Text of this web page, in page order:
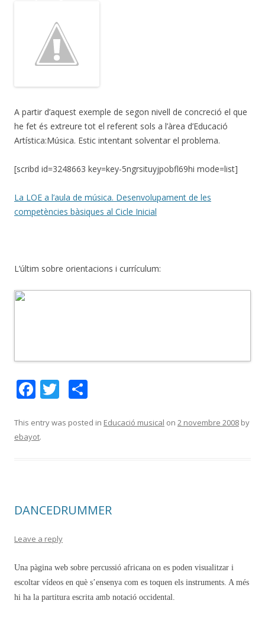
A partir d’aquest exemple de segon nivell de concreció el que
he fet és extreure tot el referent sols a l’àrea d’Educació
Artística:Música. Estic intentant solventar el problema.
[scribd id=3248663 key=key-5ngrsituyjpobfl69hi mode=list]
La LOE a l’aula de música. Desenvolupament de les
competències bàsiques al Cicle Inicial
L’últim sobre orientacions i currículum:
F
e
b
k
T
itt m
ix
This entry was posted in Educació musical on 2 novembre 2008 by
ebayot.
DANCEDRUMMER
Leave a reply
Una pàgina web sobre percussió africana on es poden visualitzar i
escoltar vídeos en què s’ensenya com es toquen els instruments. A més
hi ha la partitura escrita amb notació occidental.